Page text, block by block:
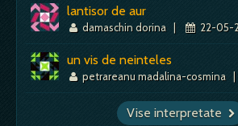
lantisor de aur
damaschin dorina | 22-05-
un vis de neinteles
petrareanu madalina-cosmina |
Vise interpretate